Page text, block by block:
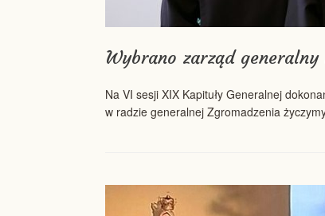
Wybrano zarząd generalny
Na VI sesji XIX Kapituły Generalnej
w radzie generalnej Zgromadzenia